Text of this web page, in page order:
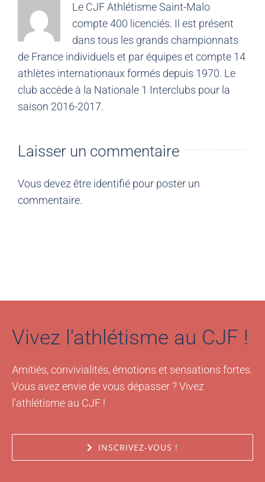
Le CJF Athlétisme Saint-Malo
compte 400 licenciés. Il est présent
dans tous les grands championnats
de France individuels et par équipes et compte 14
athlètes internationaux formés depuis 1970. Le
club accède à la Nationale 1 Interclubs pour la
saison 2016-2017.
Laisser un commentaire
Vous devez être identifié pour poster un
commentaire.
Vivez l'athlétisme au CJF !
Amitiés, convivialités, émotions et sensations fortes.
Vous avez envie de vous dépasser ? Vivez
l'athlétisme au CJF !
INSCRIVEZ-VOUS !